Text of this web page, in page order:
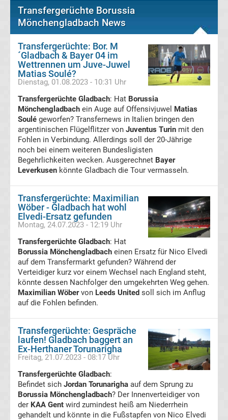
1.
Saarbrücken
Transfergerüchte
1.
FC
Union
Transfergerüchte
FSV
Mainz
05
Transfergerüchte
Alemannia
Aachen
Transfergerüchte
Transfergerüchte Borussia
Mönchengladbach News
Transfergerüchte: Bor. M
´Gladbach & Bayer 04 im
Wettrennen um Juve-Juwel
Matias Soulé?
Dienstag, 01.08.2023 - 10:31 Uhr
Transfergerüchte Gladbach: Hat Borussia
Mönchengladbach ein Auge auf Offensivjuwel Matias
Soulé geworfen? Transfernews in Italien bringen den
argentinischen Flügelflitzer von Juventus Turin mit den
Fohlen in Verbindung. Allerdings soll der 20-Jährige
noch bei einem weiteren Bundesligisten
Begehrlichkeiten wecken. Ausgerechnet Bayer
Leverkusen könnte Gladbach die Tour vermasseln.
Transfergerüchte: Maximilian
Wöber - Gladbach hat wohl
Elvedi-Ersatz gefunden
Montag, 24.07.2023 - 12:19 Uhr
Transfergerüchte Gladbach: Hat
Borussia Mönchengladbach einen Ersatz für Nico Elvedi
auf dem Transfermarkt gefunden? Während der
Verteidiger kurz vor einem Wechsel nach England steht,
könnte dessen Nachfolger den umgekehrten Weg gehen.
Maximilian Wöbervon Leeds United soll sich im Anflug
auf die Fohlen befinden.
Transfergerüchte: Gespräche
laufen! Gladbach baggert an
Ex-Herthaner Torunarigha
Freitag, 21.07.2023 - 08:17 Uhr
Transfergerüchte Gladbach:
Befindet sich Jordan Torunarigha auf dem Sprung zu
Borussia Mönchengladbach? Der Innenverteidiger von
der KAA Gent wird zumindest heiß am Niederrhein
gehandelt und könnte in die Fußstapfen von Nico Elvedi